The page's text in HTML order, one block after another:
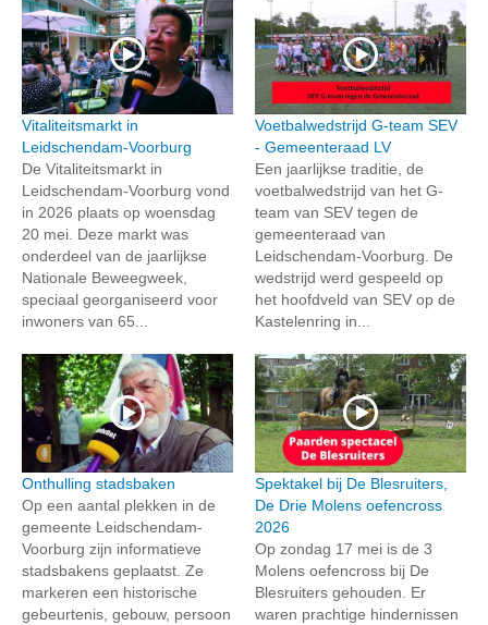
Vitaliteitsmarkt in
Leidschendam-Voorburg
De Vitaliteitsmarkt in
Leidschendam-Voorburg vond
in 2026 plaats op woensdag
20 mei. Deze markt was
onderdeel van de jaarlijkse
Nationale Beweegweek,
speciaal georganiseerd voor
inwoners van 65...
Voetbalwedstrijd G-team SEV
- Gemeenteraad LV
Een jaarlijkse traditie, de
voetbalwedstrijd van het G-
team van SEV tegen de
gemeenteraad van
Leidschendam-Voorburg. De
wedstrijd werd gespeeld op
het hoofdveld van SEV op de
Kastelenring in...
Onthulling stadsbaken
Op een aantal plekken in de
gemeente Leidschendam-
Voorburg zijn informatieve
stadsbakens geplaatst. Ze
markeren een historische
gebeurtenis, gebouw, persoon
Spektakel bij De Blesruiters,
De Drie Molens oefencross
2026
Op zondag 17 mei is de 3
Molens oefencross bij De
Blesruiters gehouden. Er
waren prachtige hindernissen